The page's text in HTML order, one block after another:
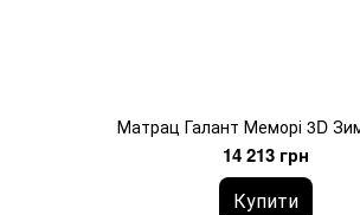
Матрац Галант Меморі 3D
14 213 грн
Купити